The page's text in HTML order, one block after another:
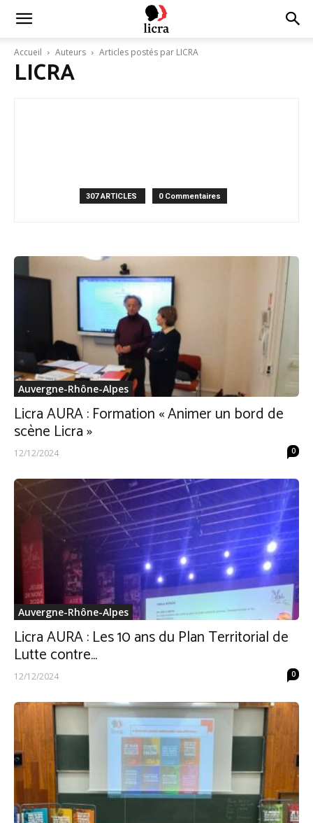
Licra
Accueil Auteurs Articles postés par LICRA
LICRA
307 ARTICLES 0 Commentaires
Auvergne-Rhône-Alpes
Licra AURA : Formation « Animer un bord de
scène Licra »
12/12/2024 0
Auvergne-Rhône-Alpes
Licra AURA : Les 10 ans du Plan Territorial de
Lutte contre...
12/12/2024 0